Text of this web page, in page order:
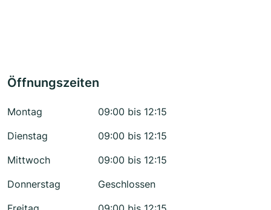
Öffnungszeiten
Montag
09:00 bis 12:15
Dienstag
09:00 bis 12:15
Mittwoch
09:00 bis 12:15
Donnerstag
Geschlossen